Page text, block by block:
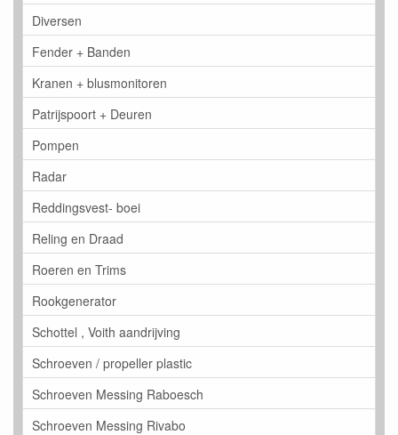
Diversen
Fender + Banden
Kranen + blusmonitoren
Patrijspoort + Deuren
Pompen
Radar
Reddingsvest- boei
Reling en Draad
Roeren en Trims
Rookgenerator
Schottel , Voith aandrijving
Schroeven / propeller plastic
Schroeven Messing Raboesch
Schroeven Messing Rivabo